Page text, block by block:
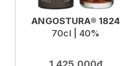
ANGOSTURA® 1824
70cl | 40%